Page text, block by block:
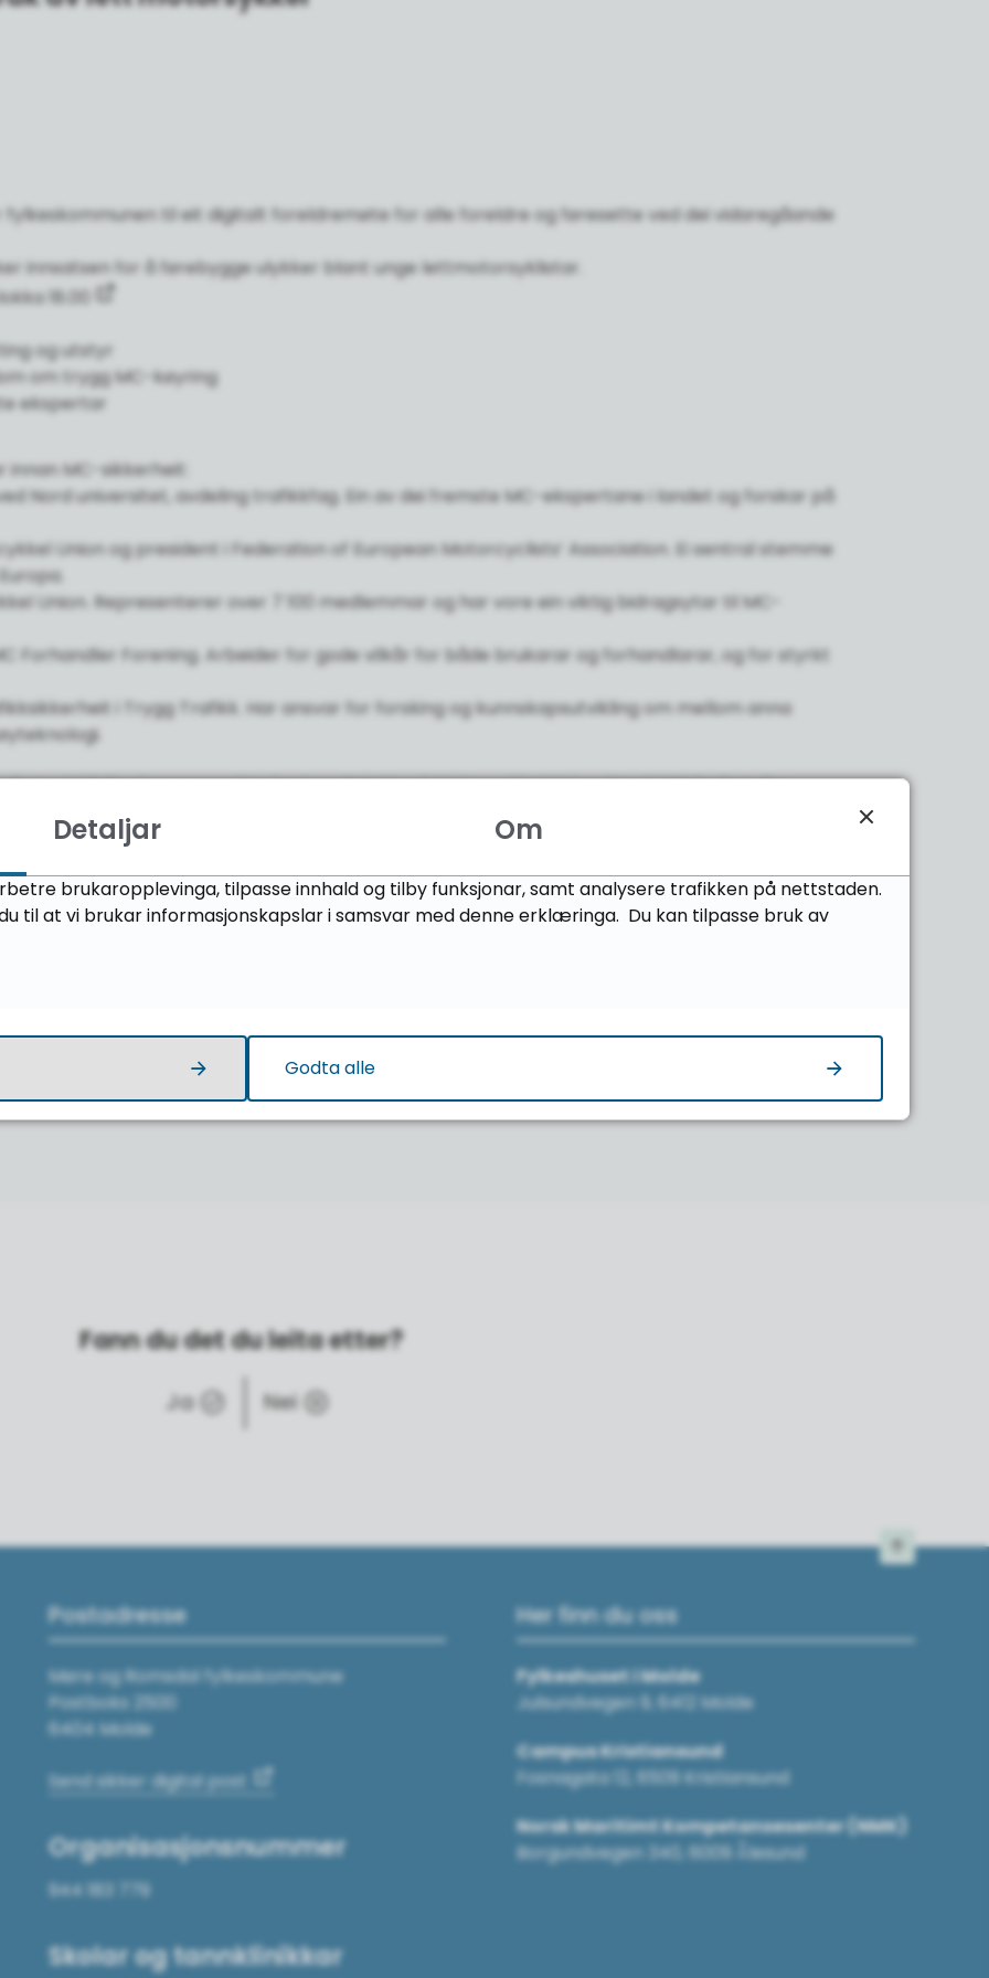
fylkeskommunen til eit digitalt foreldremøte for alle foreldre og føresette ved dei vidaregåande
innsatsen for å førebygge ulykker blant unge lettmotorsyklistar.
18.00
og utstyr
om trygg MC-køyring
ekspertar
MC-sikkerheit:
Nord universitet, avdeling trafikkfag. Ein av dei fremste MC-ekspertane i landet og forskar på
Union og president i Federation of European Motorcyclists’ Association. Ei sentral stemme
Union. Representerer over 7 100 medlemmar og har vore ein viktig bidragsytar til MC-
Forhandler Forening. Arbeider for gode vilkår for både brukarar og forhandlarar, og for styrkt
i Trygg Trafikk. Har ansvar for forsking og kunnskapsutvikling om mellom anna
fylkeskommune, Nord universitet, Norsk Motorcykkel Union, Norsk MC Forhandler
Fann du det du leita etter?
Ja Nei
Postadresse
Møre og Romsdal fylkeskommune
Postboks 2500
6404 Molde
Send sikker digital post
Organisasjonsnummer
944 183 779
Skolar og tannklinikkar
Her finn du oss
Fylkeshuset i Molde
Julsundvegen 9, 6412 Molde
Campus Kristiansund
Fosnagata 12, 6509 Kristiansund
Norsk Maritimt Kompetansesenter (NMK)
Borgundvegen 340, 6009 Ålesund
Til toppen
Detaljar Om
brukaropplevinga, tilpasse innhald og tilby funksjonar, samt analysere trafikken på nettstaden.
til at vi brukar informasjonskapslar i samsvar med denne erklæringa. Du kan tilpasse bruk av
Godta alle